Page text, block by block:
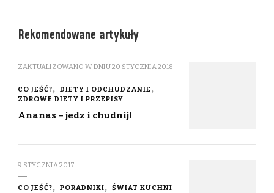
Rekomendowane artykuły
ZAKTUALIZOWANO W DNIU20 STYCZNIA 2018
CO JEŚĆ?
DIETY I ODCHUDZANIE
ZDROWE DIETY I PRZEPISY
Ananas – jedz i chudnij!
9 STYCZNIA 2017
CO JEŚĆ? PORADNIKI ŚWIAT KUCHNI